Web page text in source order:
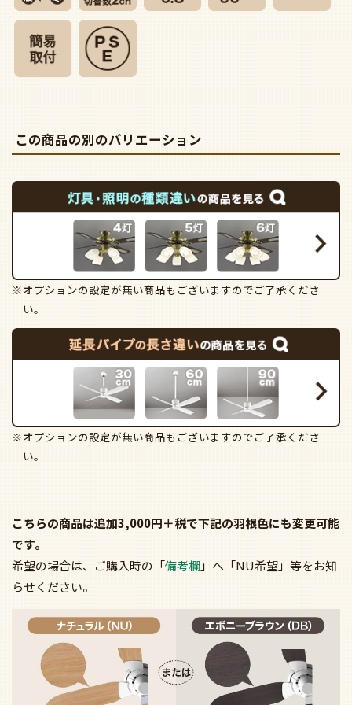
この商品の別のバリエーション
※オプションの設定が無い商品もございますのでご了承くださ
い。
※オプションの設定が無い商品もございますのでご了承くださ
い。
こちらの商品は追加3,000円＋税で下記の羽根色にも変更可能
です。
希望の場合は、ご購入時の「備考欄」へ「NU希望」等をお知
らせください。